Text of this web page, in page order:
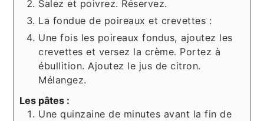
Salez et poivrez. Réservez.
La fondue de poireaux et crevettes :
Une fois les poireaux fondus, ajoutez les
crevettes et versez la crème. Portez à
ébullition. Ajoutez le jus de citron.
Mélangez.
Les pâtes :
Une quinzaine de minutes avant la fin de